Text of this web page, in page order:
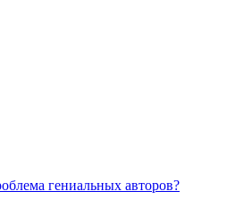
гениальных авторов?